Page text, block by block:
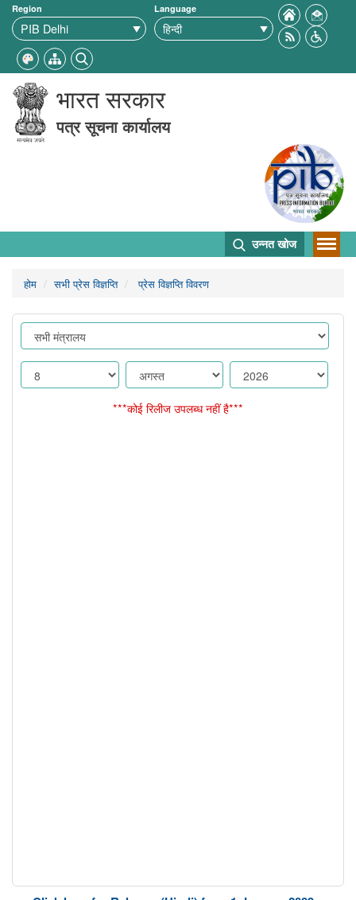
Region Language
भारत सरकार
पत्र सूचना कार्यालय
उन्नत खोज
होम सभी प्रेस विज्ञप्ति प्रेस विज्ञप्ति विवरण
***कोई रिलीज उपलब्ध नहीं है***